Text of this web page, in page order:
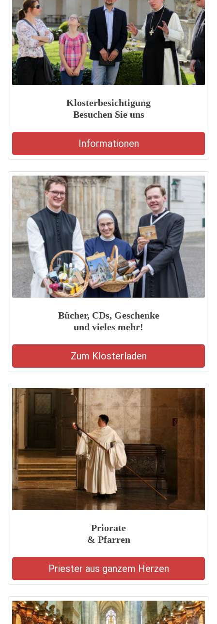
Klosterbesichtigung
Besuchen Sie uns
Informationen
Bücher, CDs, Geschenke
und vieles mehr!
Zum Klosterladen
Priorate
& Pfarren
Priester aus ganzem Herzen